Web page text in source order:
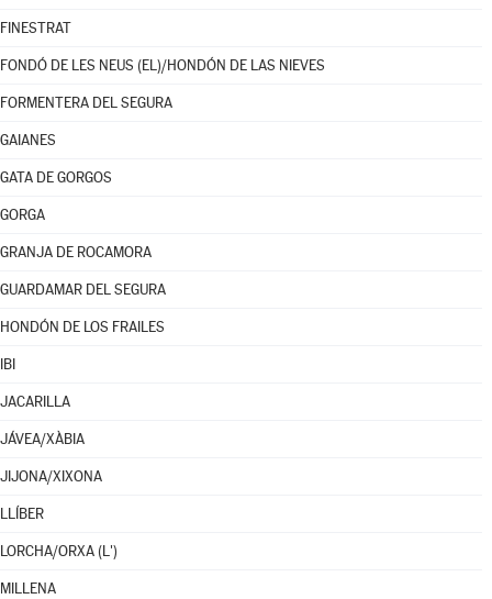
FINESTRAT
FONDÓ DE LES NEUS (EL)/HONDÓN DE LAS NIEVES
FORMENTERA DEL SEGURA
GAIANES
GATA DE GORGOS
GORGA
GRANJA DE ROCAMORA
GUARDAMAR DEL SEGURA
HONDÓN DE LOS FRAILES
IBI
JACARILLA
JÁVEA/XÀBIA
JIJONA/XIXONA
LLÍBER
LORCHA/ORXA (L')
MILLENA